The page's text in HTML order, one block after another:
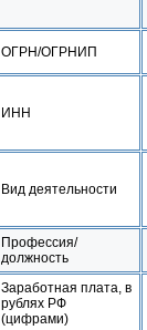
ОГРН/ОГРНИП
ИНН
Вид деятельности
Профессия/
должность
Заработная плата, в
рублях РФ
(цифрами)